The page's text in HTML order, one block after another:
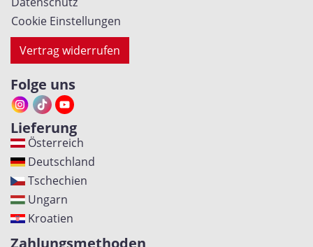
Cookie Einstellungen
Vertrag widerrufen
Folge uns
Lieferung
Österreich
Deutschland
Tschechien
Ungarn
Kroatien
Zahlungsmethoden